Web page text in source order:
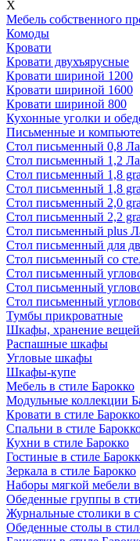
Х
Мебель собственного
Комоды
Кровати
Кровати двухъярусные
Кровати шириной 1200
Кровати шириной 1600
Кровати шириной 800
Кухонные уголки и
Письменные и
Стол письменный 0,8
Стол письменный 1,2
Стол письменный 1,8
Стол письменный 1,8
Стол письменный 2,0
Стол письменный 2,2
Стол письменный plus
Стол письменный для
Стол письменный со
Стол письменный
Стол письменный
Стол письменный
Тумбы прикроватные
Шкафы, хранение вещей
Распашные шкафы
Угловые шкафы
Шкафы-купе
Мебель в стиле Барокко
Модульные коллекции
Кровати в стиле Барокко
Спальни в стиле
Кухни в стиле Барокко
Гостиные в стиле
Зеркала в стиле Барокко
Наборы мягкой мебели
Обеденные группы в
Журнальные столики в
Обеденные столы в